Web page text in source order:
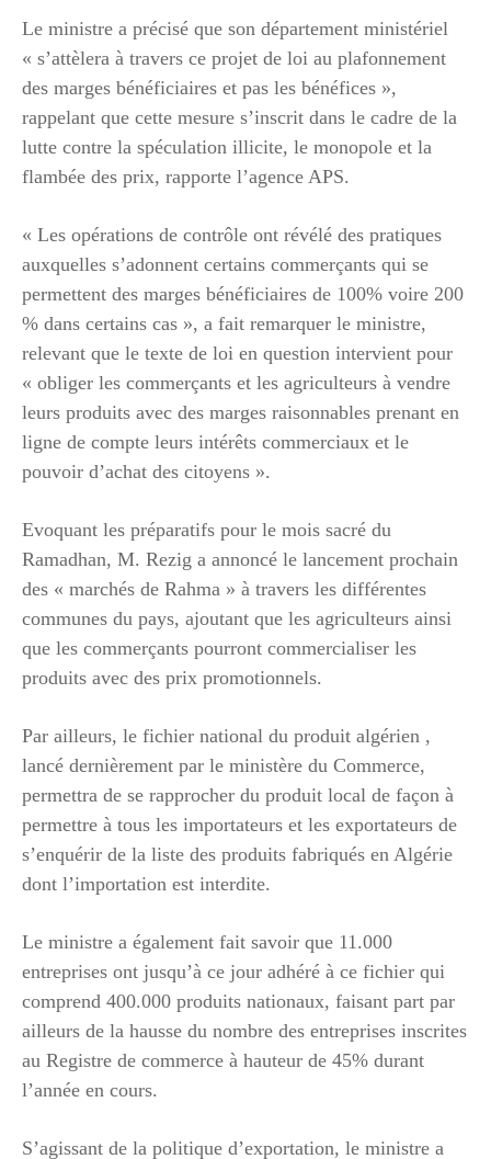
Le ministre a précisé que son département ministériel
« s’attèlera à travers ce projet de loi au plafonnement
des marges bénéficiaires et pas les bénéfices »,
rappelant que cette mesure s’inscrit dans le cadre de la
lutte contre la spéculation illicite, le monopole et la
flambée des prix, rapporte l’agence APS.
« Les opérations de contrôle ont révélé des pratiques
auxquelles s’adonnent certains commerçants qui se
permettent des marges bénéficiaires de 100% voire 200
% dans certains cas », a fait remarquer le ministre,
relevant que le texte de loi en question intervient pour
« obliger les commerçants et les agriculteurs à vendre
leurs produits avec des marges raisonnables prenant en
ligne de compte leurs intérêts commerciaux et le
pouvoir d’achat des citoyens ».
Evoquant les préparatifs pour le mois sacré du
Ramadhan, M. Rezig a annoncé le lancement prochain
des « marchés de Rahma » à travers les différentes
communes du pays, ajoutant que les agriculteurs ainsi
que les commerçants pourront commercialiser les
produits avec des prix promotionnels.
Par ailleurs, le fichier national du produit algérien ,
lancé dernièrement par le ministère du Commerce,
permettra de se rapprocher du produit local de façon à
permettre à tous les importateurs et les exportateurs de
s’enquérir de la liste des produits fabriqués en Algérie
dont l’importation est interdite.
Le ministre a également fait savoir que 11.000
entreprises ont jusqu’à ce jour adhéré à ce fichier qui
comprend 400.000 produits nationaux, faisant part par
ailleurs de la hausse du nombre des entreprises inscrites
au Registre de commerce à hauteur de 45% durant
l’année en cours.
S’agissant de la politique d’exportation, le ministre a